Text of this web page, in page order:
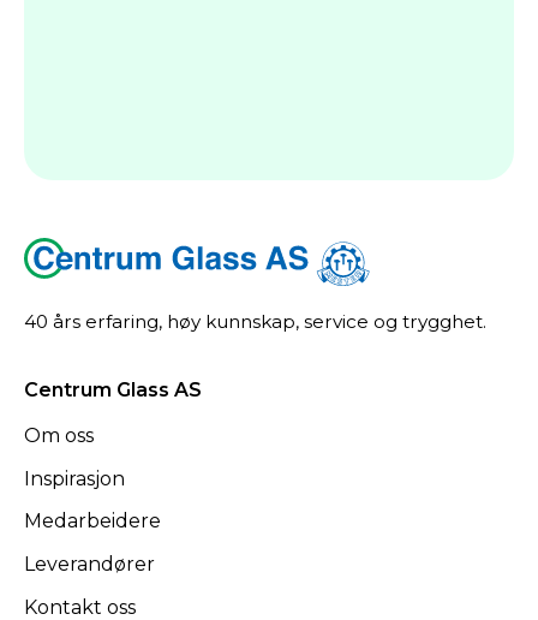
40 års erfaring, høy kunnskap, service og trygghet.
Centrum Glass AS
Om oss
Inspirasjon
Medarbeidere
Leverandører
Kontakt oss